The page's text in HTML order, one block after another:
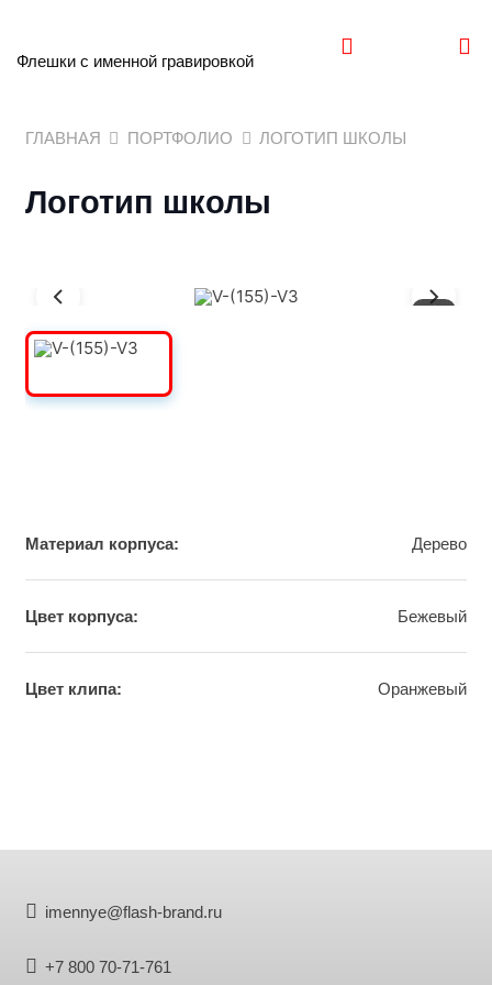
Флешки с именной гравировкой
ГЛАВНАЯ ПОРТФОЛИО ЛОГОТИП ШКОЛЫ
Логотип школы
1/3
Материал корпуса: Дерево
Цвет корпуса: Бежевый
Цвет клипа: Орaнжевый
imennye@flash-brand.ru
+7 800 70-71-761